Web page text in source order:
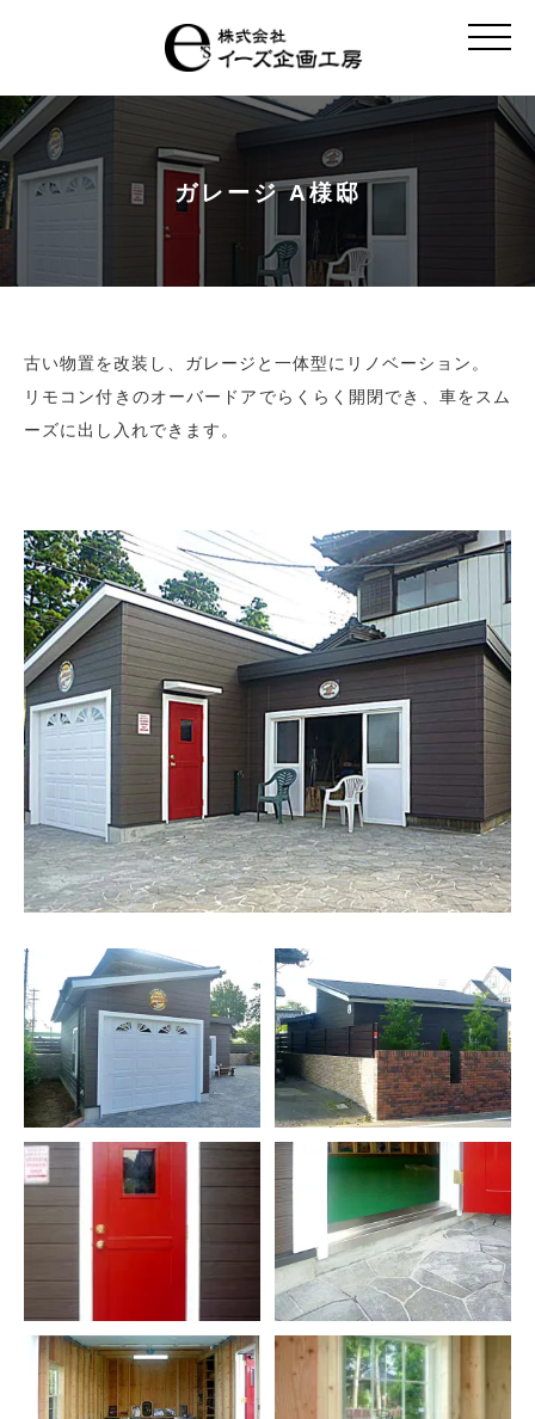
t
o
l
e
o
ガレージ A様邸
古い物置を改装し、ガレージと一体型にリノベーション。
リモコン付きのオーバードアでらくらく開閉でき、車をスム
ーズに出し入れできます。